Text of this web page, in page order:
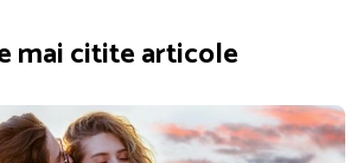
mai citite articole